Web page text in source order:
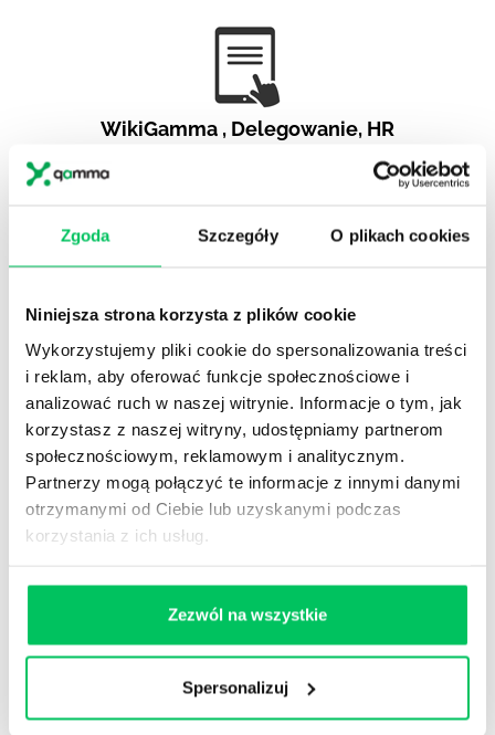
Zgoda Szczegóły O plikach cookies
Niniejsza strona korzysta z plików cookie
Wykorzystujemy pliki cookie do spersonalizowania treści
i reklam, aby oferować funkcje społecznościowe i
analizować ruch w naszej witrynie. Informacje o tym, jak
korzystasz z naszej witryny, udostępniamy partnerom
społecznościowym, reklamowym i analitycznym.
Partnerzy mogą połączyć te informacje z innymi danymi
otrzymanymi od Ciebie lub uzyskanymi podczas
korzystania z ich usług.
Zezwól na wszystkie
Spersonalizuj
WikiGamma , Delegowanie, HR
Autorskie raporty, wartościowy know-how, pigułki
wiedzy.
Gamma Q&A
Odpowiedzi na często pojawiające się pytania z
obszaru HR.
Artykuły eksperckie
Artykuły związane ze szkoleniami eksperckimi.